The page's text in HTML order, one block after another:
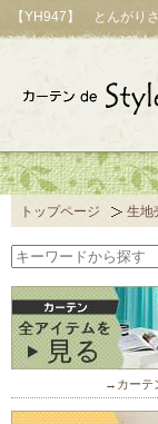
【YH947】 とんがり
トップページ 生地
→カーテ